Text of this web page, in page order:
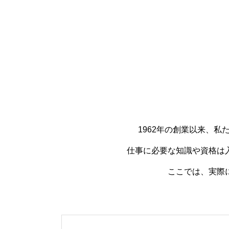
1962年の創業以来、私
仕事に必要な知識や資格は
ここでは、実際